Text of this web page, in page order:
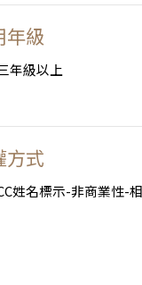
年級
年級以上
方式
姓名標示-非商業性-